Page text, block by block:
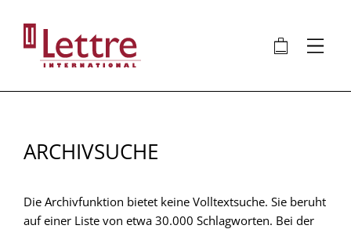
Inhalt
🛍 ⋮
ARCHIVSUCHE
Die Archivfunktion bietet keine Volltextsuche. Sie beruht
auf einer Liste von etwa 30.000 Schlagworten. Bei der